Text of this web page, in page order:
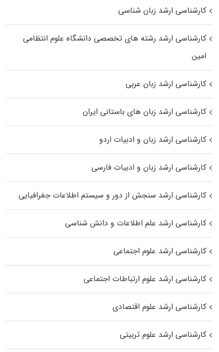
کارشناسی ارشد زبان شناسی
کارشناسی ارشد رﺷﺘﻪ ﻫﺎی تخصصی داﻧﺸﮕﺎه ﻋﻠﻮم انتظامی
اﻣﻴﻦ
کارشناسی ارشد زبان عربی
کارشناسی ارشد زبان‌ های باستانی ایران
کارشناسی ارشد زبان و ادبیات اردو
کارشناسی ارشد زبان و ادبیات فارسی
کارشناسی ارشد سنجش از دور و سیستم اطلاعات جغرافیایی
کارشناسی ارشد علم اطلاعات و دانش شناسی
کارشناسی ارشد علوم اجتماعی
کارشناسی ارشد علوم ارتباطات اجتماعی
کارشناسی ارشد علوم اقتصادی
کارشناسی ارشد علوم تربیتی